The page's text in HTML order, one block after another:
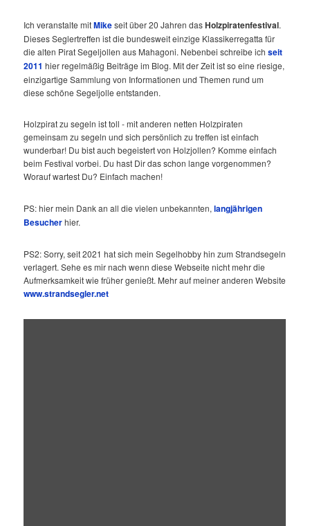
Ich veranstalte mitMikeseit über 20 Jahren dasHolzpiratenfestival.
Dieses Seglertreffen ist die bundesweit einzige Klassikerregatta für
die alten Pirat Segeljollen aus Mahagoni. Nebenbei schreibe ichseit
2011 hier regelmäßig Beiträge im Blog. Mit der Zeit ist so eine riesige,
einzigartige Sammlung von Informationen und Themen rund um
diese schöne Segeljolle entstanden.
Holzpirat zu segeln ist toll - mit anderen netten Holzpiraten
gemeinsam zu segeln und sich persönlich zu treffen ist einfach
wunderbar! Du bist auch begeistert von Holzjollen? Komme einfach
beim Festival vorbei. Du hast Dir das schon lange vorgenommen?
Worauf wartest Du? Einfach machen!
PS: hier mein Dank an all die vielen unbekannten,langjährigen
Besucherhier.
PS2: Sorry, seit 2021 hat sich mein Segelhobby hin zum Strandsegeln
verlagert. Sehe es mir nach wenn diese Webseite nicht mehr die
Aufmerksamkeit wie früher genießt. Mehr auf meiner anderen Website
www.strandsegler.net